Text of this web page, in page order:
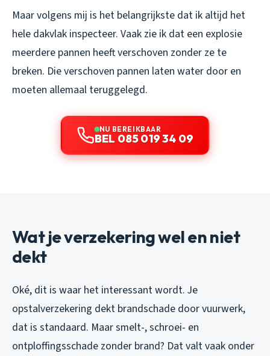
Maar volgens mij is het belangrijkste dat ik altijd het
hele dakvlak inspecteer. Vaak zie ik dat een explosie
meerdere pannen heeft verschoven zonder ze te
breken. Die verschoven pannen laten water door en
moeten allemaal teruggelegd.
NU BEREIKBAAR
BEL 085 019 34 09
Wat je verzekering wel en niet
dekt
Oké, dit is waar het interessant wordt. Je
opstalverzekering dekt brandschade door vuurwerk,
dat is standaard. Maar smelt-, schroei- en
ontploffingsschade zonder brand? Dat valt vaak onder